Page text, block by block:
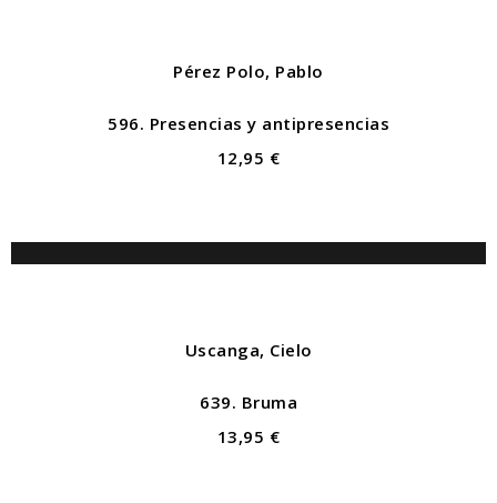
Pérez Polo, Pablo
596. Presencias y antipresencias
12,95 €
Uscanga, Cielo
639. Bruma
13,95 €